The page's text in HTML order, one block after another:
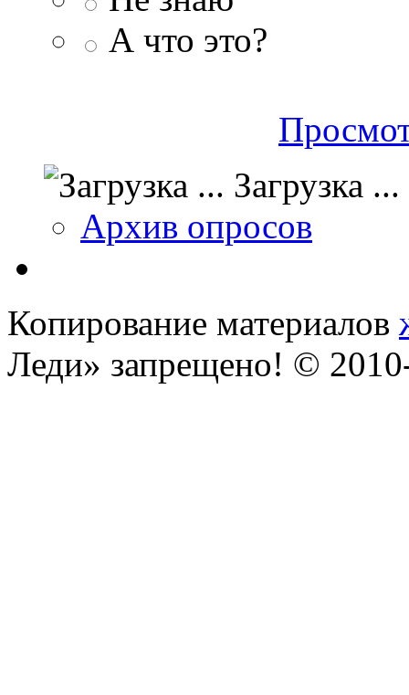
А что это?
Загрузка ...
Архив опросов
Копирование материалов
Леди» запрещено! ©